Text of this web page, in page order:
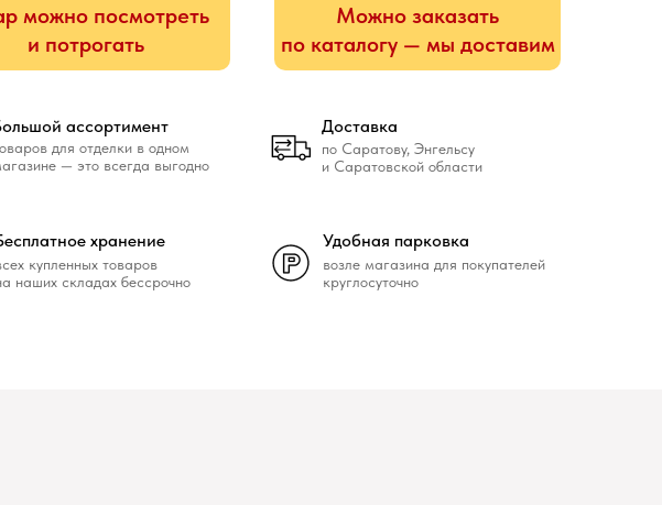
Можно заказать
по каталогу — мы доставим
можно посмотреть
и потрогать
возле магазина для покупателей
круглосуточно
Удобная парковка
купленных товаров
наших складах бессрочно
хранение
для отделки в одном
— это всегда выгодно
ассортимент
по Саратову, Энгельсу
и Саратовской области
Доставка